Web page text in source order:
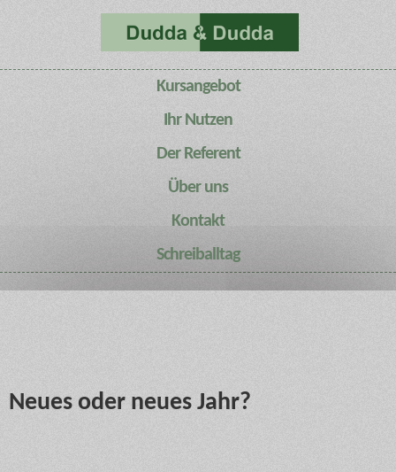
Kursangebot
Ihr Nutzen
Der Referent
Über uns
Kontakt
Schreiballtag
Neues oder neues Jahr?